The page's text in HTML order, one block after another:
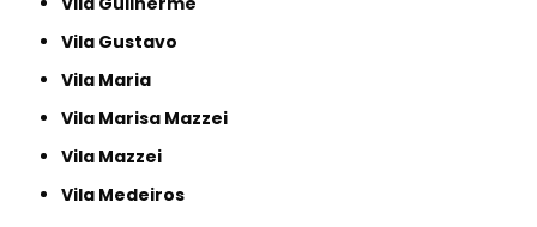
Vila Gustavo
Vila Maria
Vila Marisa Mazzei
Vila Mazzei
Vila Medeiros